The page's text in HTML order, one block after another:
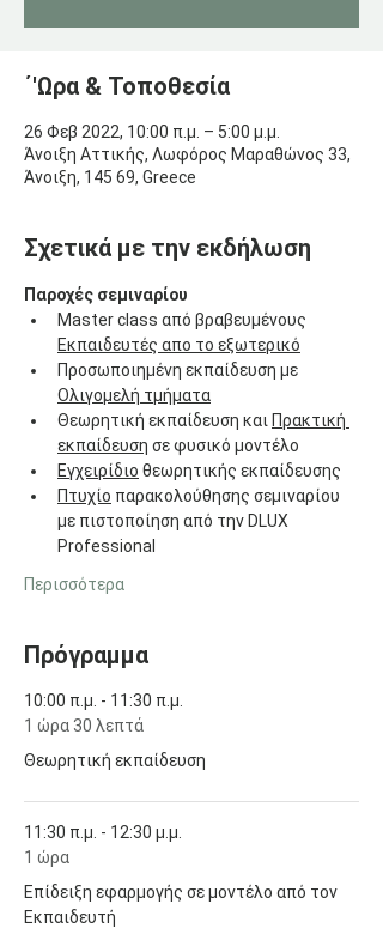
΄'Ωρα & Τοποθεσία
26 Φεβ 2022, 10:00 π.μ. – 5:00 μ.μ.
Άνοιξη Αττικής, Λωφόρος Μαραθώνος 33,
Άνοιξη, 145 69, Greece
Σχετικά με την εκδήλωση
Παροχές σεμιναρίου
Master class από βραβευμένους
Εκπαιδευτές απο το εξωτερικό
Προσωποιημένη εκπαίδευση με
Ολιγομελή τμήματα
Θεωρητική εκπαίδευση και Πρακτική
εκπαίδευση σε φυσικό μοντέλο
Εγχειρίδιο θεωρητικής εκπαίδευσης
Πτυχίο παρακολούθησης σεμιναρίου
με πιστοποίηση από την DLUX
Professional
Περισσότερα
Πρόγραμμα
10:00 π.μ. - 11:30 π.μ.
1 ώρα 30 λεπτά
Θεωρητική εκπαίδευση
11:30 π.μ. - 12:30 μ.μ.
1 ώρα
Επίδειξη εφαρμογής σε μοντέλο από τον
Εκπαιδευτή